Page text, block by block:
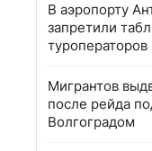
В аэропорту
запретили
туроператоров
Мигрантов
после рейда
Волгоградом